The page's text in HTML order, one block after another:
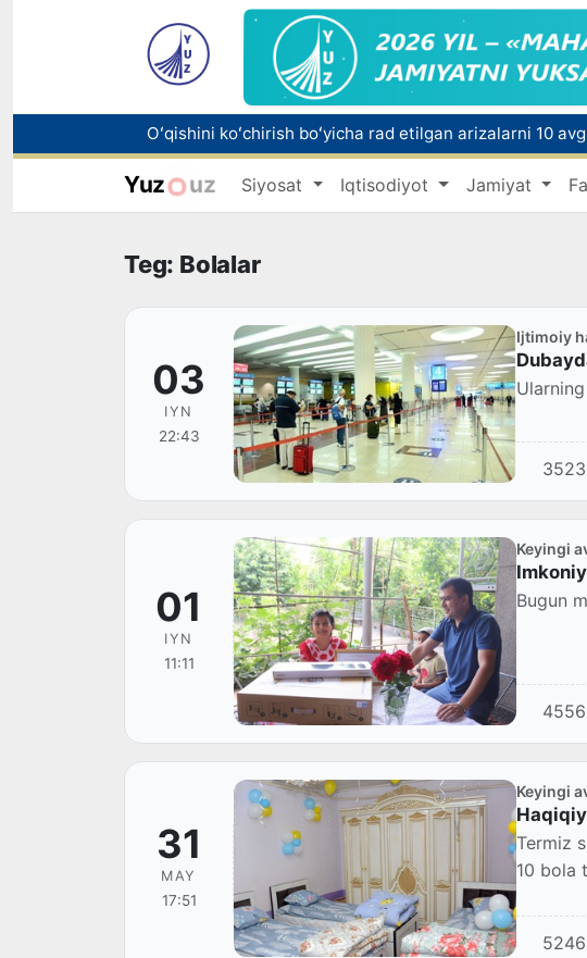
Bozorga chiqariladigan barcha mahsulotlar xavfsiz
Yuz uz Siyosat Iqtisodiyot Jamiyat
Teg: Bolalar
03
IYN
22:43
Ijtimoiy
3523
01
IYN
11:11
Keyingi
Bugun
4556
31
MAY
17:51
Keyingi
Termiz
10 bola
5246